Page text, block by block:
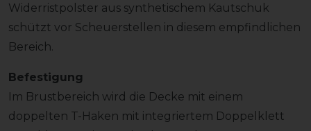
Widerristpolster aus synthetischem Kautschuk
schützt vor Scheuerstellen in diesem empfindlichen
Bereich.
Befestigung
Im Brustbereich wird die Decke mit einem
doppelten T-Haken mit integriertem Doppelklett